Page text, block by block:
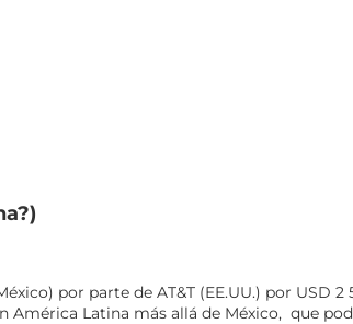
por parte de AT&T (EE.UU.) por USD 2
América Latina más allá de México, que